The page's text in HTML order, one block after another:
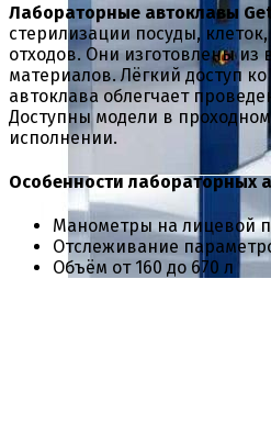
Лабораторные автоклавы
стерилизации посуды,
отходов. Они изготовлены из
материалов. Лёгкий доступ
автоклава облегчает
Доступны модели в
исполнении.
Особенности лабораторных
Манометры на лицевой
Отслеживание
Объём от 160 до 670 л